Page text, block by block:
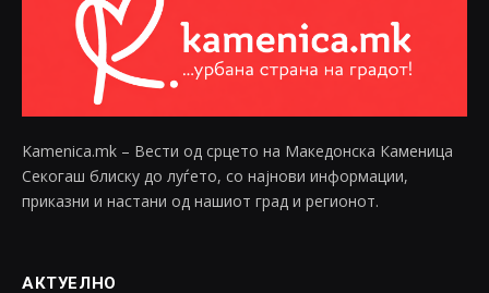
Kamenica.mk – Вести од срцето на Македонска Каменица
Секогаш блиску до луѓето, со најнови информации,
приказни и настани од нашиот град и регионот.
АКТУЕЛНО